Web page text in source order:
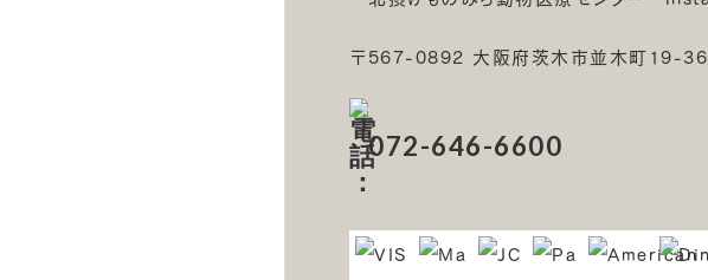
〒567-0892 大阪府茨木市並木町19-36
072-646-6600